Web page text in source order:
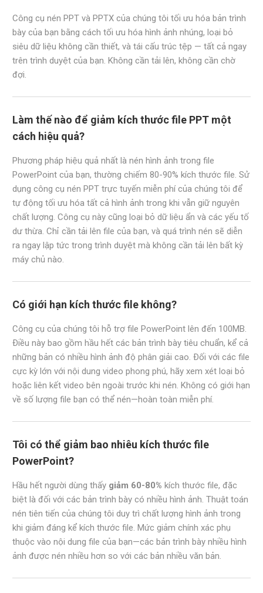
Công cụ nén PPT và PPTX của chúng tôi tối ưu hóa bản trình
bày của bạn bằng cách tối ưu hóa hình ảnh nhúng, loại bỏ
siêu dữ liệu không cần thiết, và tái cấu trúc tệp — tất cả ngay
trên trình duyệt của bạn. Không cần tải lên, không cần chờ
đợi.
Làm thế nào để giảm kích thước file PPT một
cách hiệu quả?
Phương pháp hiệu quả nhất là nén hình ảnh trong file
PowerPoint của bạn, thường chiếm 80-90% kích thước file. Sử
dụng công cụ nén PPT trực tuyến miễn phí của chúng tôi để
tự động tối ưu hóa tất cả hình ảnh trong khi vẫn giữ nguyên
chất lượng. Công cụ này cũng loại bỏ dữ liệu ẩn và các yếu tố
dư thừa. Chỉ cần tải lên file của bạn, và quá trình nén sẽ diễn
ra ngay lập tức trong trình duyệt mà không cần tải lên bất kỳ
máy chủ nào.
Có giới hạn kích thước file không?
Công cụ của chúng tôi hỗ trợ file PowerPoint lên đến 100MB.
Điều này bao gồm hầu hết các bản trình bày tiêu chuẩn, kể cả
những bản có nhiều hình ảnh độ phân giải cao. Đối với các file
cực kỳ lớn với nội dung video phong phú, hãy xem xét loại bỏ
hoặc liên kết video bên ngoài trước khi nén. Không có giới hạn
về số lượng file bạn có thể nén—hoàn toàn miễn phí.
Tôi có thể giảm bao nhiêu kích thước file
PowerPoint?
Hầu hết người dùng thấy giảm 60-80% kích thước file, đặc
biệt là đối với các bản trình bày có nhiều hình ảnh. Thuật toán
nén tiên tiến của chúng tôi duy trì chất lượng hình ảnh trong
khi giảm đáng kể kích thước file. Mức giảm chính xác phụ
thuộc vào nội dung file của bạn—các bản trình bày nhiều hình
ảnh được nén nhiều hơn so với các bản nhiều văn bản.